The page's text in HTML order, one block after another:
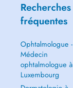
Recherches
fréquentes
Ophtalmologue -
Médecin
ophtalmologue à
Luxembourg